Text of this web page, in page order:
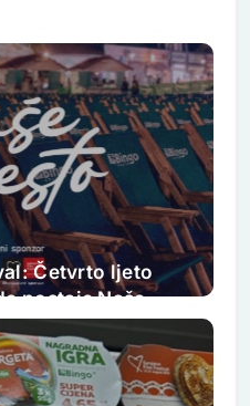
Četvrto ljeto
postaje Naše
kino Tuzla